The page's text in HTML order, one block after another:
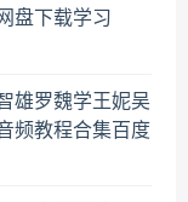
盘下载学习
雄罗魏学王妮吴
频教程合集百度